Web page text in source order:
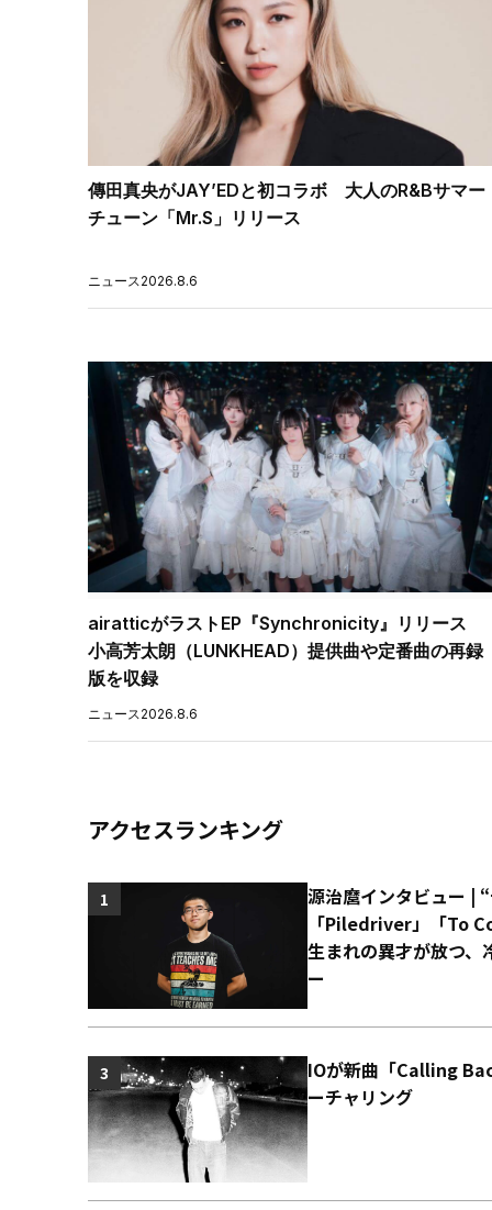
傳田真央がJAY’EDと初コラボ 大人のR&Bサマー
チューン「Mr.S」リリース
ニュース2026.8.6
airatticがラストEP『Synchronicity』リリース
小高芳太朗（LUNKHEAD）提供曲や定番曲の再録
版を収録
ニュース2026.8.6
アクセスランキング
源治麿インタビュー |
「Piledriver」「To
生まれの異才が放つ、
ー
1
IOが新曲「Calling
ーチャリング
3